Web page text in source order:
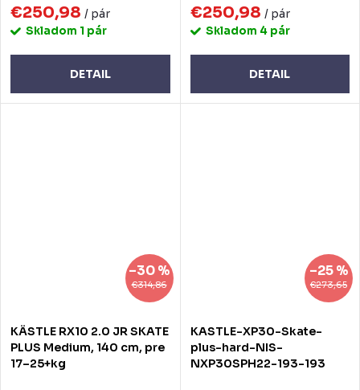
€250,98 / pár
Skladom 1 pár
DETAIL
€250,98 / pár
Skladom 4 pár
DETAIL
€314,86
–30 %
KÄSTLE RX10 2.0 JR SKATE
PLUS Medium, 140 cm, pre
17–25+kg
€273,65
–25 %
KASTLE-XP30-Skate-
plus-hard-NIS-
NXP30SPH22-193-193